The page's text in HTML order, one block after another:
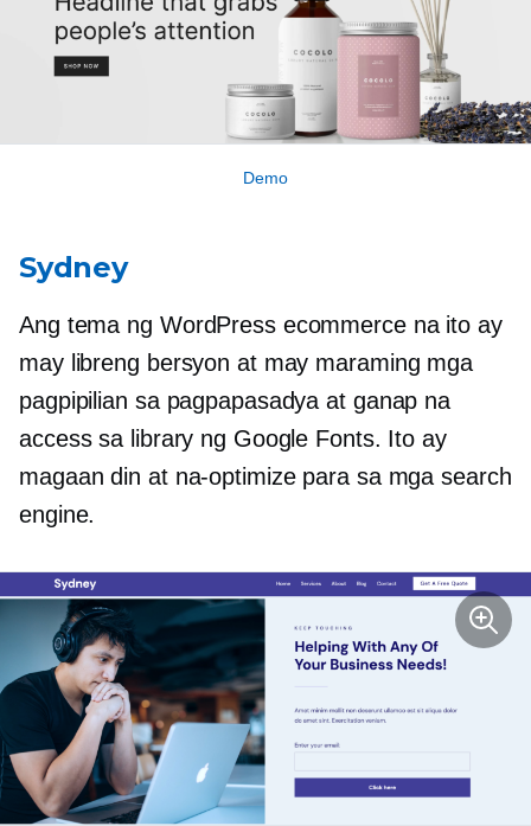
Demo
Sydney
Ang tema ng WordPress ecommerce na ito ay
may libreng bersyon at may maraming mga
pagpipilian sa pagpapasadya at ganap na
access sa library ng Google Fonts. Ito ay
magaan din at na-optimize para sa mga search
engine.